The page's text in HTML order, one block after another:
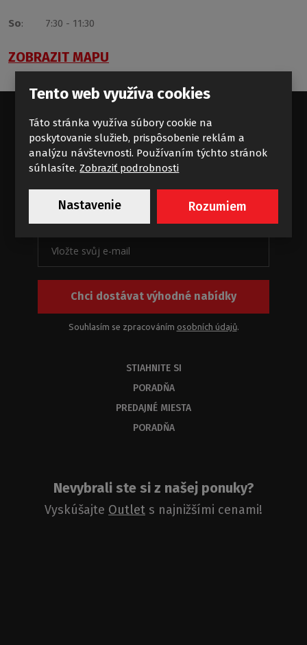
So: 7:30 - 11:30
ZOBRAZIT MAPU
Standardní příliv koupelnových
zajímavostí
Novinky a akce na e-mail
Chci dostávat výhodné nabídky
Souhlasím se zpracováním osobních údajů.
STIAHNITE SI
PORADŇA
PREDAJNÉ MIESTA
PORADŇA
Nevybrali ste si z našej ponuky?
Vyskúšajte Outlet s najnižšími cenami!
Tento web využíva cookies
Táto stránka využíva súbory cookie na
poskytovanie služieb, prispôsobenie reklám a
analýzu návštevnosti. Používaním týchto stránok
súhlasíte.Zobraziť podrobnosti
Nastavenie Rozumiem